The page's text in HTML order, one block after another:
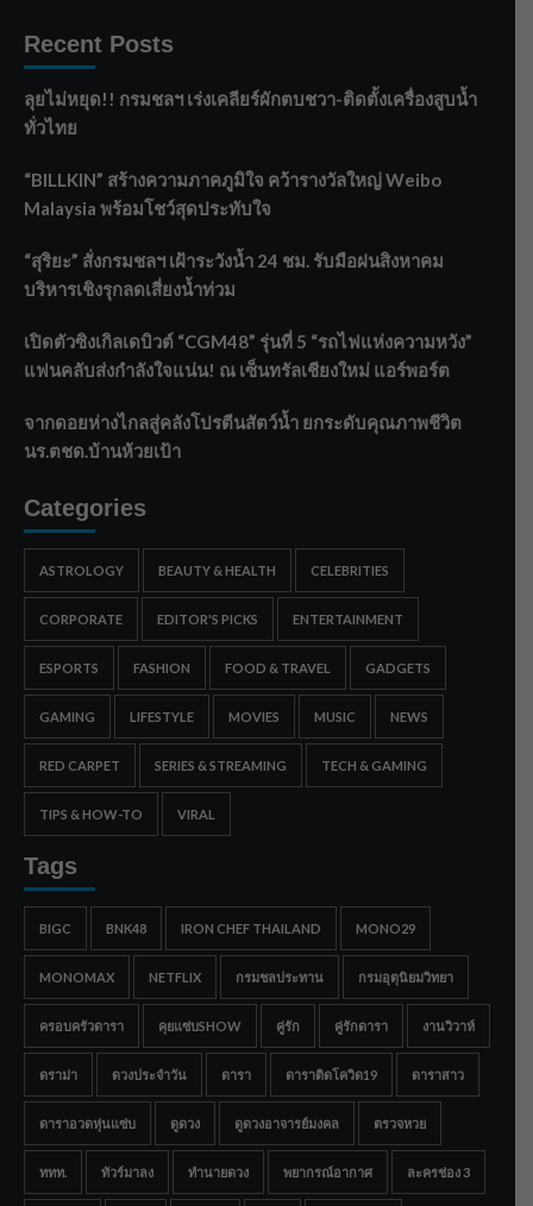
Recent Posts
ลุยไม่หยุด!! กรมชลฯ เร่งเคลียร์ผักตบชวา-ติดตั้งเครื่องสูบน้ำ
ทั่วไทย
“BILLKIN” สร้างความภาคภูมิใจ คว้ารางวัลใหญ่ Weibo
Malaysia พร้อมโชว์สุดประทับใจ
“สุริยะ” สั่งกรมชลฯ เฝ้าระวังน้ำ 24 ชม. รับมือฝนสิงหาคม
บริหารเชิงรุกลดเสี่ยงน้ำท่วม
เปิดตัวซิงเกิลเดบิวต์ “CGM48” รุ่นที่ 5 “รถไฟแห่งความหวัง”
แฟนคลับส่งกำลังใจแน่น! ณ เซ็นทรัลเชียงใหม่ แอร์พอร์ต
จากดอยห่างไกลสู่คลังโปรตีนสัตว์น้ำ ยกระดับคุณภาพชีวิต
นร.ตชด.บ้านห้วยเป้า
Categories
ASTROLOGY BEAUTY & HEALTH CELEBRITIES
CORPORATE EDITOR'S PICKS ENTERTAINMENT
ESPORTS FASHION FOOD & TRAVEL GADGETS
GAMING LIFESTYLE MOVIES MUSIC NEWS
RED CARPET SERIES & STREAMING TECH & GAMING
TIPS & HOW-TO VIRAL
Tags
BIGC BNK48 IRON CHEF THAILAND MONO29
MONOMAX NETFLIX กรมชลประทาน กรมอุตุนิยมวิทยา
ครอบครัวดารา คุยแซ่บSHOW คู่รัก คู่รักดารา งานวิวาห์
ดราม่า ดวงประจำวัน ดารา ดาราติดโควิด19 ดาราสาว
ดาราอวดหุ่นแซ่บ ดูดวง ดูดวงอาจารย์มงคล ตรวจหวย
ททท. ทัวร์มาลง ทำนายดวง พยากรณ์อากาศ ละครช่อง 3